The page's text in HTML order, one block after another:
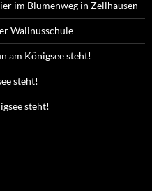
im Blumenweg in Zellhausen
Walinusschule
am Königsee steht!
steht!
steht!